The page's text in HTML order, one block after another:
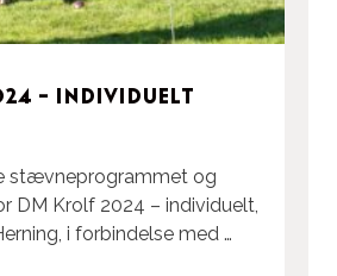
– Individuelt
stævneprogrammet og
DM Krolf 2024 – individuelt,
i forbindelse med …